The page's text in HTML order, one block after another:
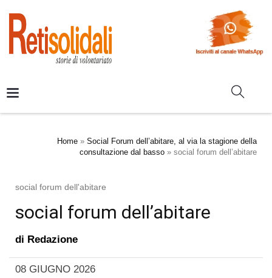
Home » Social Forum dell’abitare, al via la stagione della
consultazione dal basso » social forum dell’abitare
social forum dell'abitare
social forum dell’abitare
di Redazione
08 GIUGNO 2026